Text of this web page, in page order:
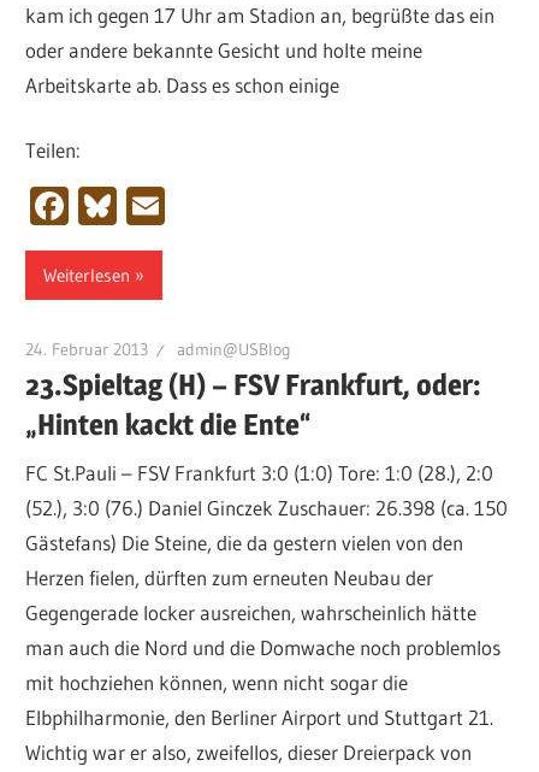
kam ich gegen 17 Uhr am Stadion an, begrüßte das ein
oder andere bekannte Gesicht und holte meine
Arbeitskarte ab. Dass es schon einige
Teilen:
Facebook
Bluesky
Weiterlesen
24. Februar 2013 admin@USBlog
23.Spieltag (H) – FSV Frankfurt, oder:
„Hinten kackt die Ente“
FC St.Pauli – FSV Frankfurt 3:0 (1:0) Tore: 1:0 (28.), 2:0
(52.), 3:0 (76.) Daniel Ginczek Zuschauer: 26.398 (ca. 150
Gästefans) Die Steine, die da gestern vielen von den
Herzen fielen, dürften zum erneuten Neubau der
Gegengerade locker ausreichen, wahrscheinlich hätte
man auch die Nord und die Domwache noch problemlos
mit hochziehen können, wenn nicht sogar die
Elbphilharmonie, den Berliner Airport und Stuttgart 21.
Wichtig war er also, zweifellos, dieser Dreierpack von